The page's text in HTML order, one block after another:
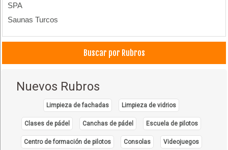
SPA
Saunas Turcos
Buscar por Rubros
Nuevos Rubros
Limpieza de fachadas Limpieza de vidrios
Clases de pádel Canchas de pádel Escuela de pilotos
Centro de formación de pilotos Consolas Videojuegos